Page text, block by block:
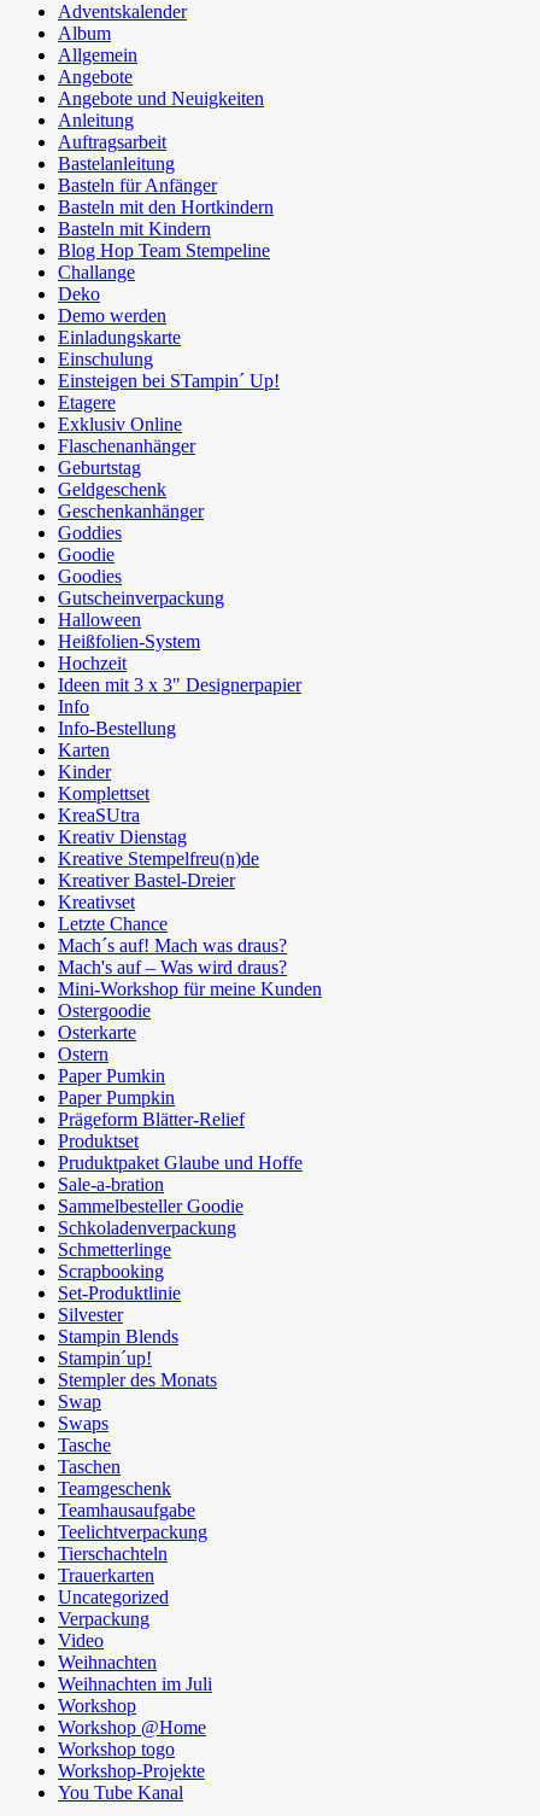
Adventskalender
Album
Allgemein
Angebote
Angebote und Neuigkeiten
Anleitung
Auftragsarbeit
Bastelanleitung
Basteln für Anfänger
Basteln mit den Hortkindern
Basteln mit Kindern
Blog Hop Team Stempeline
Challange
Deko
Demo werden
Einladungskarte
Einschulung
Einsteigen bei STampin´ Up!
Etagere
Exklusiv Online
Flaschenanhänger
Geburtstag
Geldgeschenk
Geschenkanhänger
Goddies
Goodie
Goodies
Gutscheinverpackung
Halloween
Heißfolien-System
Hochzeit
Ideen mit 3 x 3" Designerpapier
Info
Info-Bestellung
Karten
Kinder
Komplettset
KreaSUtra
Kreativ Dienstag
Kreative Stempelfreu(n)de
Kreativer Bastel-Dreier
Kreativset
Letzte Chance
Mach´s auf! Mach was draus?
Mach's auf – Was wird draus?
Mini-Workshop für meine Kunden
Ostergoodie
Osterkarte
Ostern
Paper Pumkin
Paper Pumpkin
Prägeform Blätter-Relief
Produktset
Pruduktpaket Glaube und Hoffe
Sale-a-bration
Sammelbesteller Goodie
Schkoladenverpackung
Schmetterlinge
Scrapbooking
Set-Produktlinie
Silvester
Stampin Blends
Stampin´up!
Stempler des Monats
Swap
Swaps
Tasche
Taschen
Teamgeschenk
Teamhausaufgabe
Teelichtverpackung
Tierschachteln
Trauerkarten
Uncategorized
Verpackung
Video
Weihnachten
Weihnachten im Juli
Workshop
Workshop @Home
Workshop togo
Workshop-Projekte
You Tube Kanal